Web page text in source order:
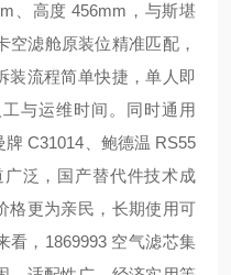
、高度 456mm，与斯堪
空滤舱原装位精准匹配，
装流程简单快捷，单人即
与运维时间。同时通用
C31014、鲍德温 RS55
泛，国产替代件技术成
格更为亲民，长期使用可
看，1869993 空气滤芯集